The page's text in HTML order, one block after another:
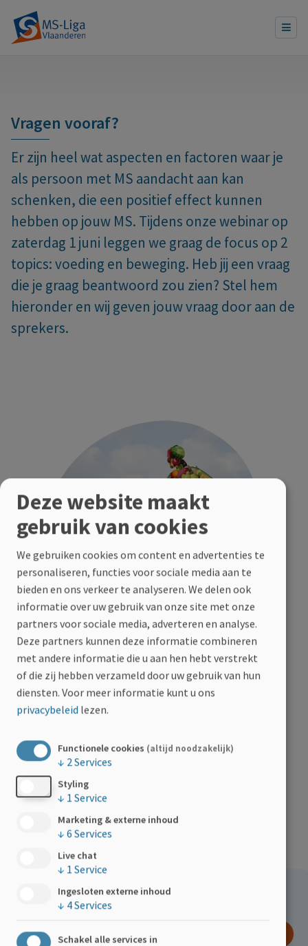
Vragen vooraf?
Er zijn heel wat aspecten en factoren waar je
als persoon met MS aandacht aan kan
schenken, die een positief effect kunnen
hebben op jouw MS. Tijdens onze webinar op
zaterdag 1 juni leggen we graag de focus op 2
topics: voeding en beweging. Heb jij een vraag
die je graag beantwoord zou zien? Stel hem
hieronder en wij geven jouw vraag door aan de
sprekers.
Noteer jouw vraag hieronder
Hoe kan jij helpen?
DOE EEN GIFT
Deze website maakt
gebruik van cookies
We gebruiken cookies om content en advertenties te
personaliseren, functies voor sociale media aan te
bieden en ons verkeer te analyseren. We delen ook
informatie over uw gebruik van onze site met onze
partners voor sociale media, adverteren en analyse.
Deze partners kunnen deze informatie combineren
met andere informatie die u aan hen hebt verstrekt
of die zij hebben verzameld door uw gebruik van hun
diensten. Voor meer informatie kunt u ons
privacybeleid lezen.
Functionele cookies (altijd noodzakelijk)
↓ 2 Services
Styling
↓ 1 Service
Marketing & externe inhoud
↓ 6 Services
Live chat
↓ 1 Service
Ingesloten externe inhoud
↓ 4Services
Schakel alle services in